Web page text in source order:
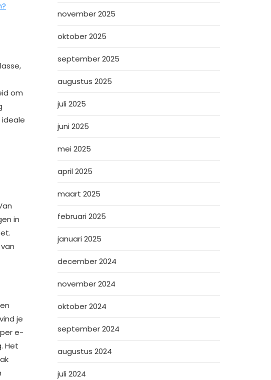
om
in
je
e-
Het
november 2025
oktober 2025
september 2025
augustus 2025
juli 2025
juni 2025
mei 2025
april 2025
maart 2025
februari 2025
januari 2025
december 2024
november 2024
oktober 2024
september 2024
augustus 2024
juli 2024